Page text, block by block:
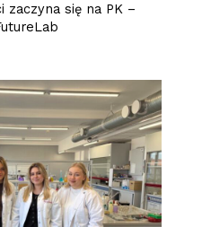
zaczyna się na PK –